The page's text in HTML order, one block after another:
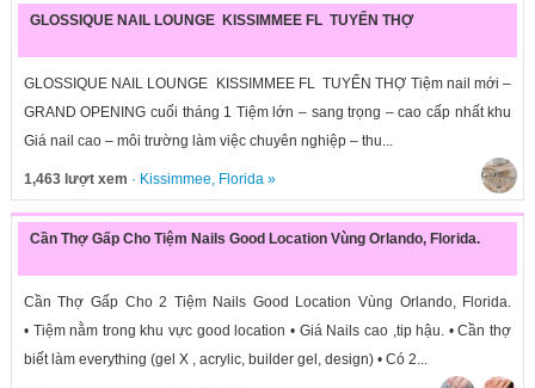
GLOSSIQUE NAIL LOUNGE KISSIMMEE FL TUYỂN THỢ
GLOSSIQUE NAIL LOUNGE KISSIMMEE FL TUYỂN THỢ Tiệm nail mới –
GRAND OPENING cuối tháng 1 Tiệm lớn – sang trọng – cao cấp nhất khu
Giá nail cao – môi trường làm việc chuyên nghiệp – thu...
1,463 lượt xem · Kissimmee, Florida»
Cần Thợ Gấp Cho Tiệm Nails Good Location Vùng Orlando, Florida.
Cần Thợ Gấp Cho 2 Tiệm Nails Good Location Vùng Orlando, Florida.
• Tiệm nằm trong khu vực good location • Giá Nails cao ,tip hậu. • Cần thợ
biết làm everything (gel X , acrylic, builder gel, design) • Có 2...